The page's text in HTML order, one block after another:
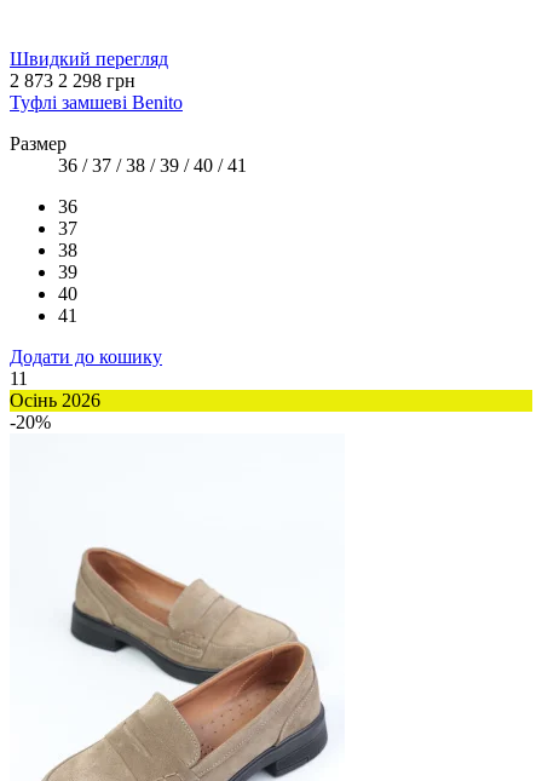
Швидкий перегляд
2 873 2 298 грн
Туфлі замшеві Benito
Размер
36 / 37 / 38 / 39 / 40 / 41
36
37
38
39
40
41
Додати до кошику
11
Осінь 2026
-20%